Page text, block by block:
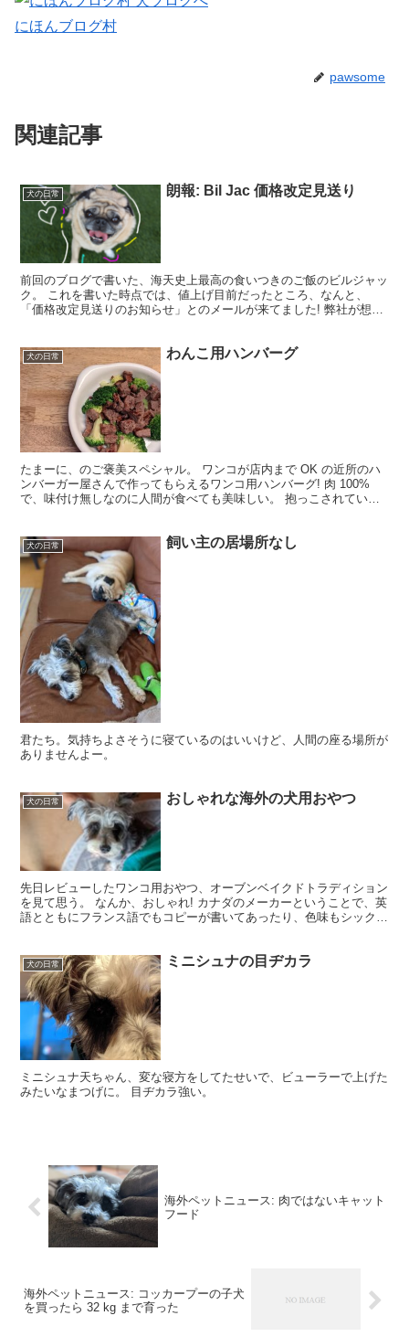
にほんブログ村
pawsome
関連記事
犬の日常 朗報: Bil Jac 価格改定見送り
前回のブログで書いた、海天史上最高の食いつきのご飯のビルジャッ
ク。 これを書いた時点では、値上げ目前だったところ、なんと、
「価格改定見送りのお知らせ」とのメールが来てました! 弊社が想定
犬の日常 わんこ用ハンバーグ
たまーに、のご褒美スペシャル。 ワンコが店内まで OK の近所のハ
ンバーガー屋さんで作ってもらえるワンコ用ハンバーグ! 肉 100%
で、味付け無しなのに人間が食べても美味しい。 抱っこされている
犬の日常 飼い主の居場所なし
君たち。気持ちよさそうに寝ているのはいいけど、人間の座る場所が
ありませんよー。
犬の日常 おしゃれな海外の犬用おやつ
先日レビューしたワンコ用おやつ、オーブンベイクドトラディション
を見て思う。 なんか、おしゃれ! カナダのメーカーということで、英
語とともにフランス語でもコピーが書いてあったり、色味もシック。
犬の日常 ミニシュナの目ヂカラ
ミニシュナ天ちゃん、変な寝方をしてたせいで、ビューラーで上げた
みたいなまつげに。 目ヂカラ強い。
海外ペットニュース: 肉ではないキャット
フード
海外ペットニュース: コッカープーの子犬
を買ったら 32 kg まで育った